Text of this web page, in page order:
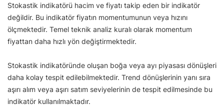
Stokastik indikatörü hacim ve fiyatı takip eden bir indikatör
değildir. Bu indikatör fiyatın momentumunun veya hızını
ölçmektedir. Temel teknik analiz kuralı olarak momentum
fiyattan daha hızlı yön değiştirmektedir.
Stokastik indikatöründe oluşan boğa veya ayı piyasası dönüşleri
daha kolay tespit edilebilmektedir. Trend dönüşlerinin yanı sıra
aşırı alım veya aşırı satım seviyelerinin de tespit edilmesinde bu
indikatör kullanılmaktadır.